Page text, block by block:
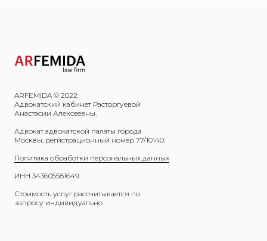
ARFEMIDA © 2022
Адвокатский кабинет Расторгуевой
Анастасии Алексеевны.
Адвокат адвокатской палаты города
Москвы, регистрационный номер 77/10140.
Политика обработки персональных данных
ИНН 343605581649
Стоимость услуг рассчитывается по
запросу индивидуально